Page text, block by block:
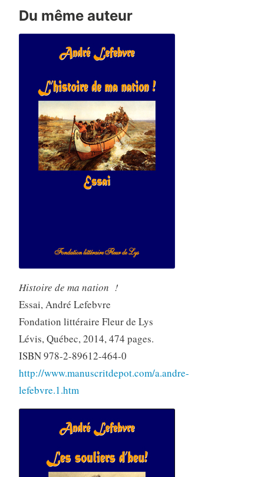
Du même auteur
Histoire de ma nation !
Essai, André Lefebvre
Fondation littéraire Fleur de Lys
Lévis, Québec, 2014, 474 pages.
ISBN 978-2-89612-464-0
http://www.manuscritdepot.com/a.andre-
lefebvre.1.htm